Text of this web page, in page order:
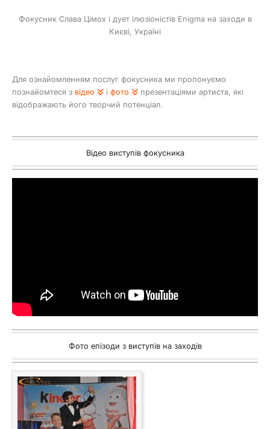
Фокусник Слава Цімох і дует ілюзіоністів Enigma на заходи в
Києві, Україні
Для ознайомленням послуг фокусника ми пропонуємо
познайомтеся з відео і фото
презентаціями артиста, які
відображають його творчий потенціал.
Відео виступів фокусника
Фото епізоди з виступів на заходів